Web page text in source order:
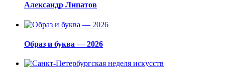
Александр Липатов
Образ и буква — 2026